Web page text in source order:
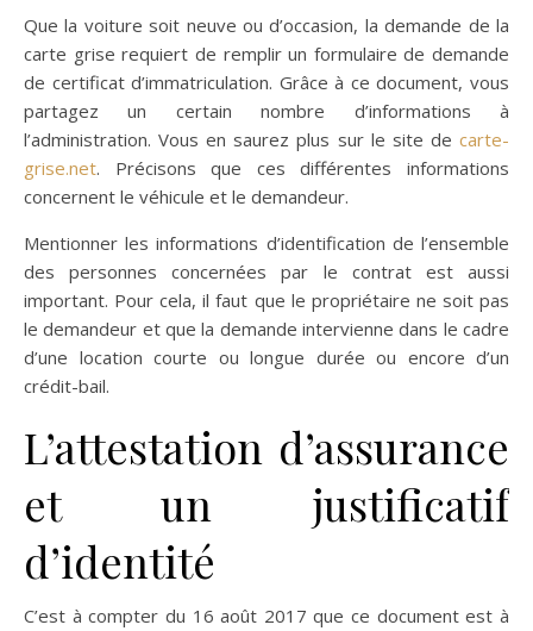
Que la voiture soit neuve ou d’occasion, la demande de la
carte grise requiert de remplir un formulaire de demande
de certificat d’immatriculation. Grâce à ce document, vous
partagez un certain nombre d’informations à
l’administration. Vous en saurez plus sur le site de carte-
grise.net. Précisons que ces différentes informations
concernent le véhicule et le demandeur.
Mentionner les informations d’identification de l’ensemble
des personnes concernées par le contrat est aussi
important. Pour cela, il faut que le propriétaire ne soit pas
le demandeur et que la demande intervienne dans le cadre
d’une location courte ou longue durée ou encore d’un
crédit-bail.
L’attestation d’assurance
et un justificatif
d’identité
C’est à compter du 16 août 2017 que ce document est à